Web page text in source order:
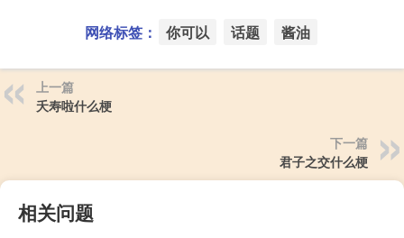
网络标签： 你可以 话题 酱油
上一篇
夭寿啦什么梗
下一篇
君子之交什么梗
相关问题